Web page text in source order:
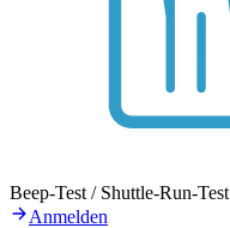
Beep-Test / Shuttle-Run-Test
Anmelden